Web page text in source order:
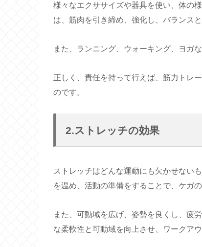
様々なエクササイズや器具を使い、体の
は、筋肉を引き締め、強化し、バランス
また、ランニング、ウォーキング、ヨガ
正しく、責任を持って行えば、筋力トレ
のです。
2.ストレッチの効果
ストレッチはどんな運動にも欠かせない
を温め、活動の準備をすることで、ケガ
また、可動域を広げ、姿勢を良くし、疲
な柔軟性と可動域を向上させ、ワークア